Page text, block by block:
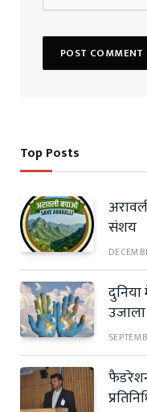
Top Posts
संशय